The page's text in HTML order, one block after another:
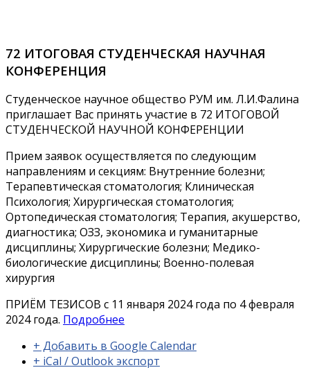
72 ИТОГОВАЯ СТУДЕНЧЕСКАЯ НАУЧНАЯ
КОНФЕРЕНЦИЯ
Студенческое научное общество РУМ им. Л.И.Фалина
приглашает Вас принять участие в 72 ИТОГОВОЙ
СТУДЕНЧЕСКОЙ НАУЧНОЙ КОНФЕРЕНЦИИ
Прием заявок осуществляется по следующим
направлениям и секциям: Внутренние болезни;
Терапевтическая стоматология; Клиническая
Психология; Хирургическая стоматология;
Ортопедическая стоматология; Терапия, акушерство,
диагностика; ОЗЗ, экономика и гуманитарные
дисциплины; Хирургические болезни; Медико-
биологические дисциплины; Военно-полевая
хирургия
ПРИЁМ ТЕЗИСОВ с 11 января 2024 года по 4 февраля
2024 года. Подробнее
+ Добавить в Google Calendar
+ iCal / Outlook экспорт